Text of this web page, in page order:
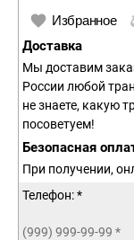
Избранное
Доставка
Мы доставим
России любой
не знаете, какую
посоветуем!
Безопасная
При получении,
Телефон: *
(999) 999-99-99 *